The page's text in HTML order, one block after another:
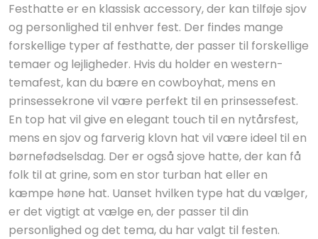
Festhatte er en klassisk accessory, der kan tilføje sjov
og personlighed til enhver fest. Der findes mange
forskellige typer af festhatte, der passer til forskellige
temaer og lejligheder. Hvis du holder en western-
temafest, kan du bære en cowboyhat, mens en
prinsessekrone vil være perfekt til en prinsessefest.
En top hat vil give en elegant touch til en nytårsfest,
mens en sjov og farverig klovn hat vil være ideel til en
børnefødselsdag. Der er også sjove hatte, der kan få
folk til at grine, som en stor turban hat eller en
kæmpe høne hat. Uanset hvilken type hat du vælger,
er det vigtigt at vælge en, der passer til din
personlighed og det tema, du har valgt til festen.